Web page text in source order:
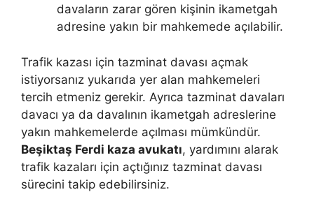
davaların zarar gören kişinin ikametgah
adresine yakın bir mahkemede açılabilir.
Trafik kazası için tazminat davası açmak
istiyorsanız yukarıda yer alan mahkemeleri
tercih etmeniz gerekir. Ayrıca tazminat davaları
davacı ya da davalının ikametgah adreslerine
yakın mahkemelerde açılması mümkündür.
Beşiktaş Ferdi kaza avukatı, yardımını alarak
trafik kazaları için açtığınız tazminat davası
sürecini takip edebilirsiniz.